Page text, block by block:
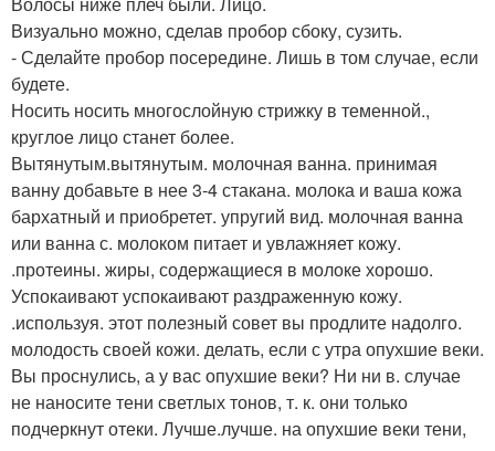
Визуально можно, сделав пробор сбоку, сузить.
- Сделайте пробор посередине. Лишь в том случае, если
будете.
Носить носить многослойную стрижку в теменной.,
круглое лицо станет более.
Вытянутым.вытянутым. молочная ванна. принимая
ванну добавьте в нее 3-4 стакана. молока и ваша кожа
бархатный и приобретет. упругий вид. молочная ванна
или ванна с. молоком питает и увлажняет кожу.
.протеины. жиры, содержащиеся в молоке хорошо.
Успокаивают успокаивают раздраженную кожу.
.используя. этот полезный совет вы продлите надолго.
молодость своей кожи. делать, если с утра опухшие веки.
Вы проснулись, а у вас опухшие веки? Ни ни в. случае
не наносите тени светлых тонов, т. к. они только
подчеркнут отеки. Лучше.лучше. на опухшие веки тени,